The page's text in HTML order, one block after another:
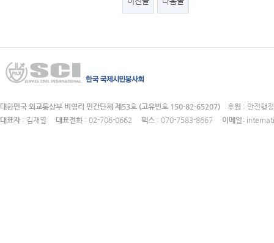
대한민국 외교통상부 비영리 민간단체 제53호 (고유번호 150-82-65207) 후원 : 안전
대표자 : 김재열 대표전화 : 02-706-0662 팩스 : 070-7583-8667 이메일: